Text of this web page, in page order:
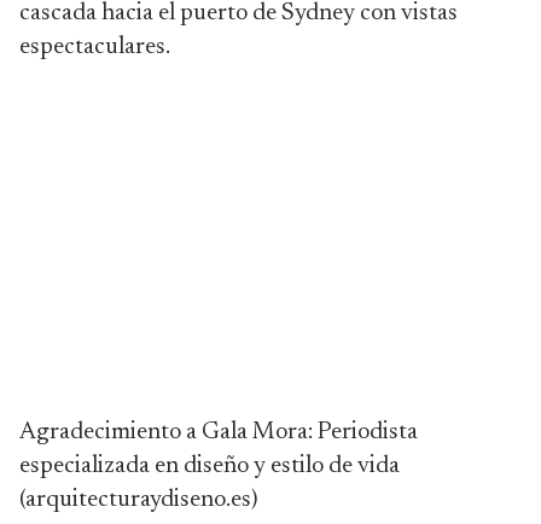
cascada hacia el puerto de Sydney con vistas
espectaculares.
Agradecimiento a Gala Mora: Periodista
especializada en diseño y estilo de vida
(arquitecturaydiseno.es)